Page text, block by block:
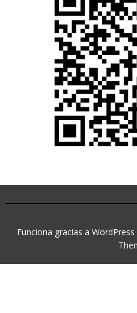
Funciona gracias a WordPress